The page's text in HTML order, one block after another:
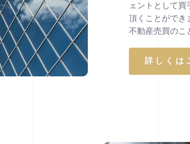
ェントとして
頂くことができ
不動産売買のこ
詳しくは